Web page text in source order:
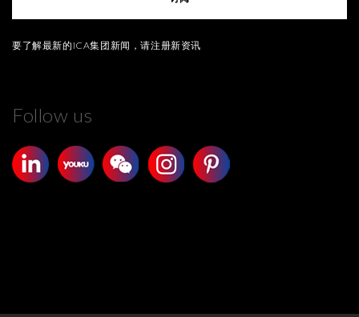
要了解最新的ICA集团新闻，请注册新资讯
Follow us